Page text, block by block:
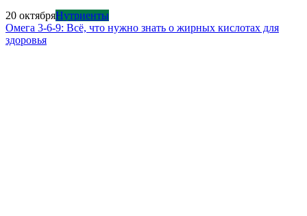
20 октябряНутриенты
Омега 3-6-9: Всё, что нужно знать о жирных кислотах для
здоровья